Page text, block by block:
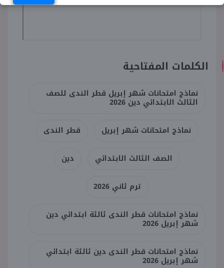
الكلمات المفتاحية
نماذج امتحانات شهر إبريل قطر الندى للصف
الثالث الابتدائي دين 2026
نماذج امتحانات شهر إبريل قطر الندى
الصف الثالث الابتدائي دين
ترم ثاني 2026
نماذج امتحانات قطر الندى ثالثة ابتدائي دين
شهر إبريل 2026
نماذج امتحانات قطر الندى دين ثالثة ابتدائي
شهر إبريل 2026